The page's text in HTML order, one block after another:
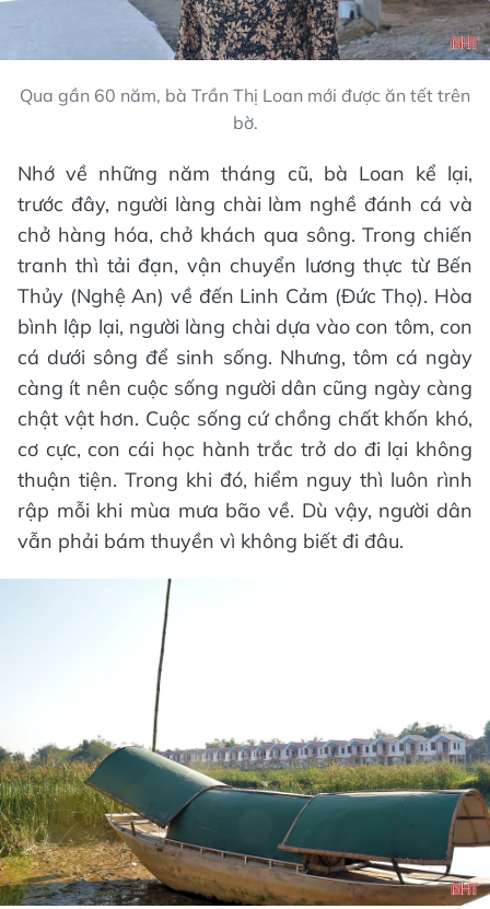
Qua gần 60 năm, bà Trần Thị Loan mới được ăn tết trên
bờ.
Nhớ về những năm tháng cũ, bà Loan kể lại,
trước đây, người làng chài làm nghề đánh cá và
chở hàng hóa, chở khách qua sông. Trong chiến
tranh thì tải đạn, vận chuyển lương thực từ Bến
Thủy (Nghệ An) về đến Linh Cảm (Đức Thọ). Hòa
bình lập lại, người làng chài dựa vào con tôm, con
cá dưới sông để sinh sống. Nhưng, tôm cá ngày
càng ít nên cuộc sống người dân cũng ngày càng
chật vật hơn. Cuộc sống cứ chồng chất khốn khó,
cơ cực, con cái học hành trắc trở do đi lại không
thuận tiện. Trong khi đó, hiểm nguy thì luôn rình
rập mỗi khi mùa mưa bão về. Dù vậy, người dân
vẫn phải bám thuyền vì không biết đi đâu.